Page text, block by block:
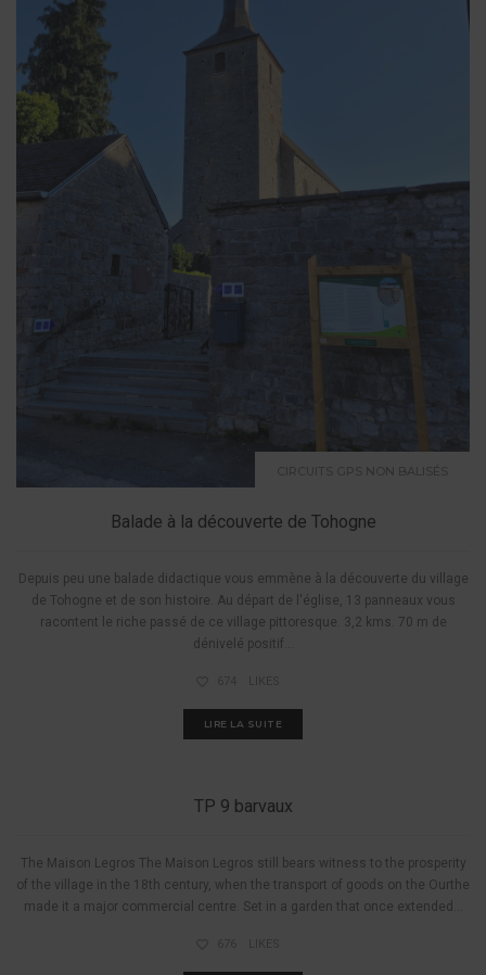
Balade à la découverte de Tohogne
Depuis peu une balade didactique vous emmène à la découverte du village
de Tohogne et de son histoire. Au départ de l'église, 13 panneaux vous
racontent le riche passé de ce village pittoresque. 3,2 kms. 70 m de
dénivelé positif...
LIRE LA SUITE
TP 9 barvaux
The Maison Legros The Maison Legros still bears witness to the prosperity
of the village in the 18th century, when the transport of goods on the Ourthe
made it a major commercial centre. Set in a garden that once extended...